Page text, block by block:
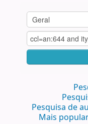
Pesquisa de
Mais